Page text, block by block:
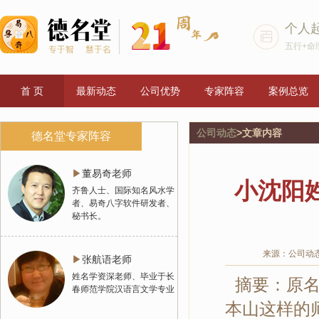
个人
五行+命
首 页 最新动态 公司优势 专家阵容 案例总览
德名堂专家阵容
▶董易奇老师
齐鲁人士、国际知名风水学
者、易奇八字软件研发者、
秘书长。
▶张航语老师
姓名学资深老师、毕业于长
春师范学院汉语言文学专业
公司动态>文章内容
小沈阳
来源：公司动
摘要：原
本山这样的